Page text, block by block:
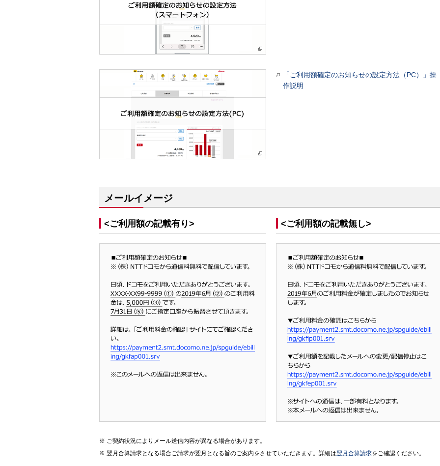
「ご利用額確定のお知らせの設定方法（PC）」操
作説明
メールイメージ
<ご利用額の記載有り> <ご利用額の記載無し>
ご契約状況によりメール送信内容が異なる場合があります。
翌月合算請求となる場合ご請求が翌月となる旨のご案内をさせていただきます。詳細は翌月合算請求をご確認ください。